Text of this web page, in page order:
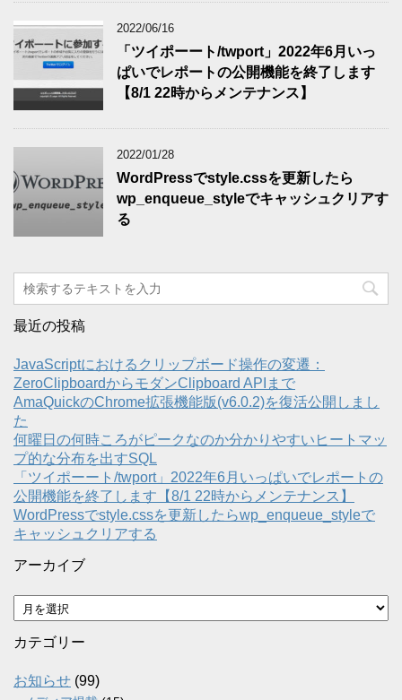
2022/06/16
「ツイポーート/twport」2022年6月いっ
ぱいでレポートの公開機能を終了します
【8/1 22時からメンテナンス】
2022/01/28
WordPressでstyle.cssを更新したら
wp_enqueue_styleでキャッシュクリアす
る
最近の投稿
JavaScriptにおけるクリップボード操作の変遷：
ZeroClipboardからモダンClipboard APIまで
AmaQuickのChrome拡張機能版(v6.0.2)を復活公開しまし
た
何曜日の何時ころがピークなのか分かりやすいヒートマッ
プ的な分布を出すSQL
「ツイポーート/twport」2022年6月いっぱいでレポートの
公開機能を終了します【8/1 22時からメンテナンス】
WordPressでstyle.cssを更新したらwp_enqueue_styleで
キャッシュクリアする
アーカイブ
ア
ー
カ
ブ
カテゴリー
お知らせ (99)